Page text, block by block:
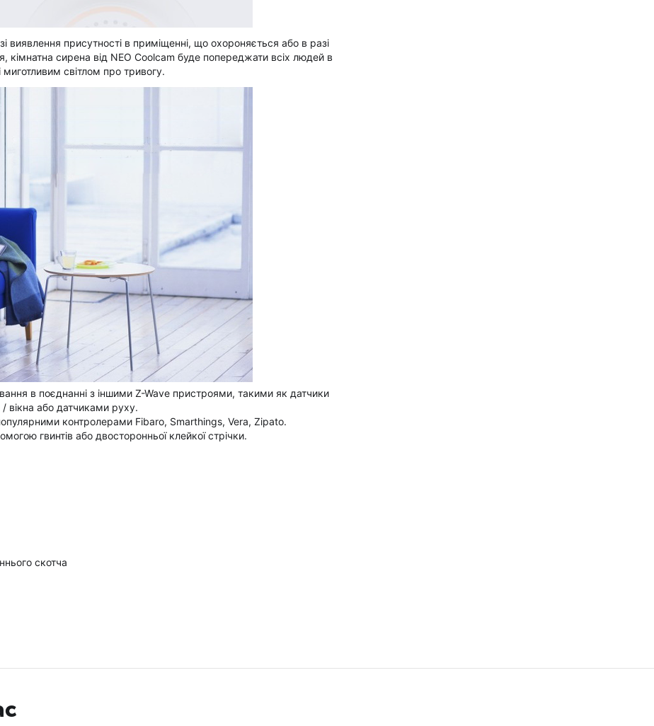
виявлення присутності в приміщенні, що охороняється або в разі
кімнатна сирена від NEO Coolcam буде попереджати всіх людей в
миготливим світлом про тривогу.
в поєднанні з іншими Z-Wave пристроями, такими як датчики
/ вікна або датчиками руху.
контролерами Fibaro, Smarthings, Vera, Zipato.
гвинтів або двосторонньої клейкої стрічки.
скотча